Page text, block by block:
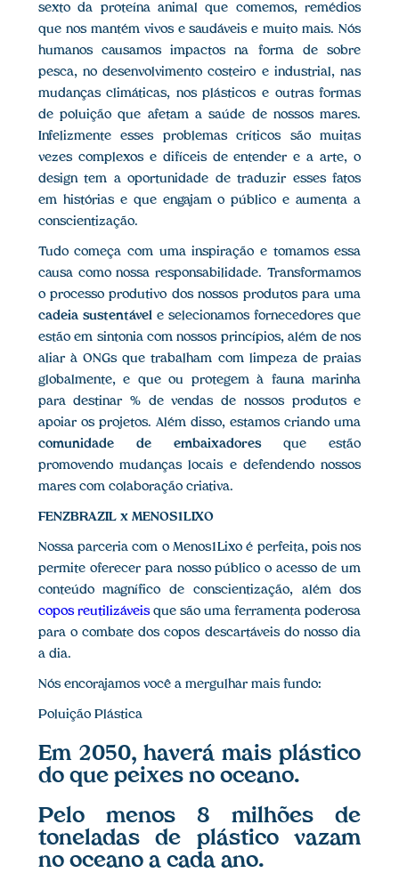
sexto da proteína animal que comemos, remédios
que nos mantém vivos e saudáveis e muito mais. Nós
humanos causamos impactos na forma de sobre
pesca, no desenvolvimento costeiro e industrial, nas
mudanças climáticas, nos plásticos e outras formas
de poluição que afetam a saúde de nossos mares.
Infelizmente esses problemas críticos são muitas
vezes complexos e difíceis de entender e a arte, o
design tem a oportunidade de traduzir esses fatos
em histórias e que engajam o público e aumenta a
conscientização.
Tudo começa com uma inspiração e tomamos essa
causa como nossa responsabilidade. Transformamos
o processo produtivo dos nossos produtos para uma
cadeia sustentávele selecionamos fornecedores que
estão em sintonia com nossos princípios, além de nos
aliar à ONGs que trabalham com limpeza de praias
globalmente, e que ou protegem à fauna marinha
para destinar % de vendas de nossos produtos e
apoiar os projetos. Além disso, estamos criando uma
comunidade de embaixadoresque estão
promovendo mudanças locais e defendendo nossos
mares com colaboração criativa.
FENZBRAZIL x MENOS1LIXO
Nossa parceria com o Menos1Lixo é perfeita, pois nos
permite oferecer para nosso público o acesso de um
conteúdo magnífico de conscientização, além dos
copos reutilizáveisque são uma ferramenta poderosa
para o combate dos copos descartáveis do nosso dia
a dia.
Nós encorajamos você a mergulhar mais fundo:
Poluição Plástica
Em 2050, haverá mais plástico
do que peixes no oceano.
Pelo menos 8 milhões de
toneladas de plástico vazam
no oceano a cada ano.